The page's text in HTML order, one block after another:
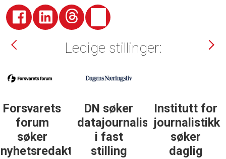
Ledige stillinger:
DN søker
datajournalist
i fast
stilling
Institutt for
journalistikk
søker
daglig
DN søker
some-
journalist